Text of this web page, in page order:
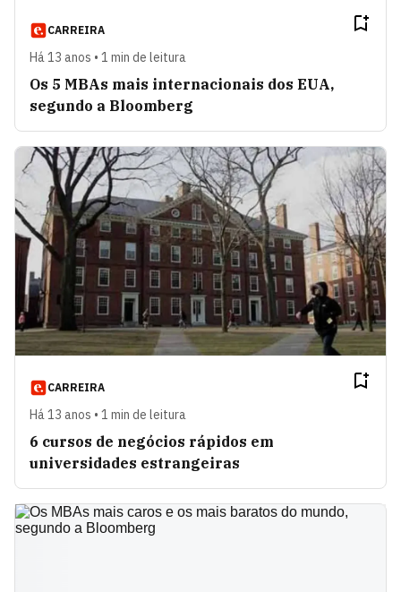
CARREIRA
Há 13 anos • 1 min de leitura
Os 5 MBAs mais internacionais dos EUA,
segundo a Bloomberg
CARREIRA
Há 13 anos • 1 min de leitura
6 cursos de negócios rápidos em
universidades estrangeiras